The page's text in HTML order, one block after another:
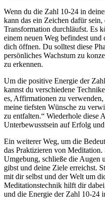
Wenn du die Zahl 10-24 in
kann das ein Zeichen dafür sein,
Transformation durchläufst. Es
einem neuen Weg befindest
dich öffnen. Du solltest diese
persönliches Wachstum zu
zu erkennen.
Um die positive Energie der
kannst du verschiedene
es, Affirmationen zu
meine tiefsten Wünsche zu
zu entfalten.“ Wiederhole diese
Unterbewusstsein auf Erfolg
Ein weiterer Weg, um die
das Praktizieren von
Umgebung, schließe die Augen
gibst und deine Ziele erreichst.
mit dir selbst und der Welt um
Meditationstechnik hilft dir
und die Energie der Zahl 10-24